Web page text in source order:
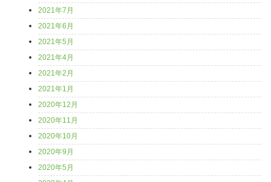
2021年7月
2021年6月
2021年5月
2021年4月
2021年2月
2021年1月
2020年12月
2020年11月
2020年10月
2020年9月
2020年5月